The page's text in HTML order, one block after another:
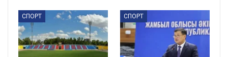
СПОРТ СПОРТ